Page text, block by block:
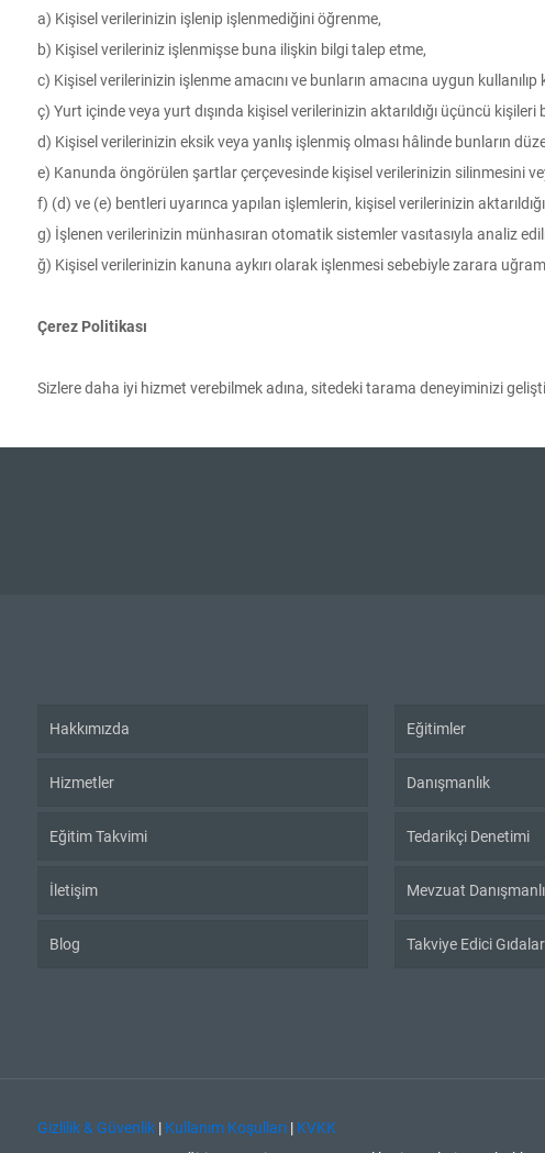
a) Kişisel verilerinizin işlenip işlenmediğini öğrenme,
b) Kişisel verileriniz işlenmişse buna ilişkin bilgi talep etme,
c) Kişisel verilerinizin işlenme amacını ve bunların amacına uygun kullanılıp
ç) Yurt içinde veya yurt dışında kişisel verilerinizin aktarıldığı üçüncü kişileri
d) Kişisel verilerinizin eksik veya yanlış işlenmiş olması hâlinde bunların
e) Kanunda öngörülen şartlar çerçevesinde kişisel verilerinizin silinmesini
f) (d) ve (e) bentleri uyarınca yapılan işlemlerin, kişisel verilerinizin
g) İşlenen verilerinizin münhasıran otomatik sistemler vasıtasıyla analiz
ğ) Kişisel verilerinizin kanuna aykırı olarak işlenmesi sebebiyle zarara
Çerez Politikası
Sizlere daha iyi hizmet verebilmek adına, sitedeki tarama deneyiminizi
Hakkımızda
Hizmetler
Eğitim Takvimi
İletişim
Blog
Eğitimler
Danışmanlık
Tedarikçi Denetimi
Mevzuat
Takviye Edici Gıdalar
Gizlilik & Güvenlik | Kullanım Koşulları | KVKK